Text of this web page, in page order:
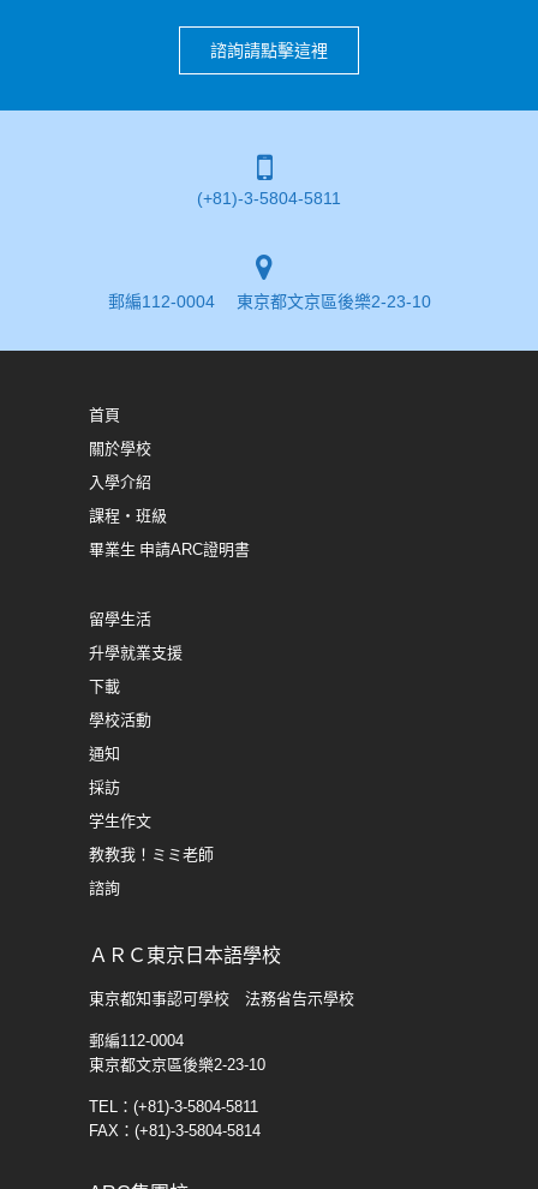
諮詢請點擊這裡
(+81)-3-5804-5811
郵編112-0004 東京都文京區後樂2-23-10
首頁
關於學校
入學介紹
課程・班級
畢業生 申請ARC證明書
留學生活
升學就業支援
下載
學校活動
通知
採訪
学生​作文
教教我！ミミ老師
諮詢
ＡＲＣ東京日本語學校
東京都知事認可學校 法務省告示學校
郵編112-0004
東京都文京區後樂2-23-10
TEL：(+81)-3-5804-5811
FAX：(+81)-3-5804-5814